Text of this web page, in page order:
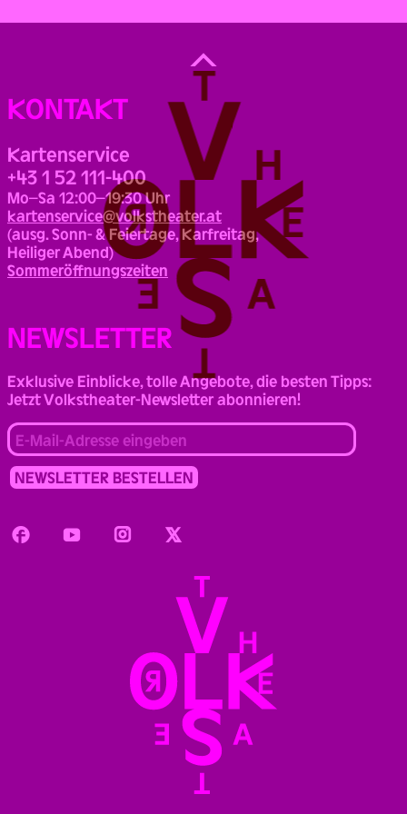
Back
to
KONTAKT
Kartenservice
+43 1 52 111-400
Mo–Sa 12:00–19:30 Uhr
kartenservice@volkstheater.at
(ausg. Sonn- & Feiertage, Karfreitag,
Heiliger Abend)
Sommeröffnungszeiten
NEWSLETTER
Exklusive Einblicke, tolle Angebote, die besten Tipps:
Jetzt Volkstheater-Newsletter abonnieren!
FacebookYoutube InstagramTwitter